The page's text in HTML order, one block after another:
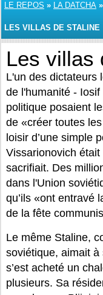
LE REPOS » LA DATCHA »
LES VILLAS DE STALINE
Les villas
L'un des dictateurs
de l'humanité -
politique posaient
de «créer toutes
loisir d’une simple
Vissarionovich était
sacrifiait. Des
dans l'Union
qu’ils «ont entravé
de la fête
Le même Staline,
soviétique, aimait à
s’est acheté un
plusieurs. Sa